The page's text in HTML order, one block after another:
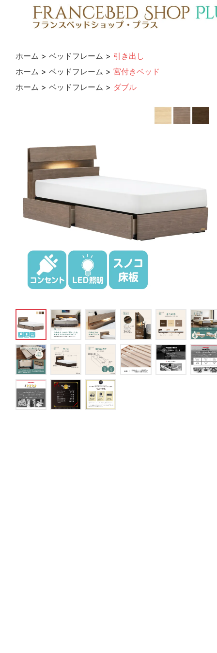
ホーム > ベッドフレーム > 引き出し
ホーム > ベッドフレーム > 宮付きベッド
ホーム > ベッドフレーム > ダブル